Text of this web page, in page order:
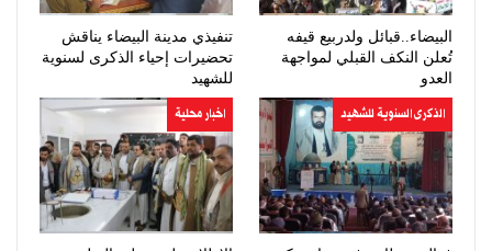
البيضاء..قبائل ولدربيع قيفه
تُعلن النكف القبلي لمواجهة
العدو
تنفيذي مدينة البيضاء يناقش
تحضيرات إحياء الذكرى لسنوية
للشهيد
الذكرى السنوية للشهيد اخبار محلية